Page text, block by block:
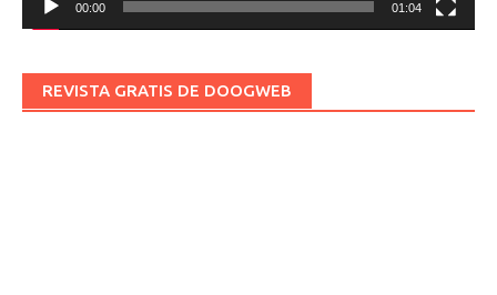
00:00 01:04
REVISTA GRATIS DE DOOGWEB